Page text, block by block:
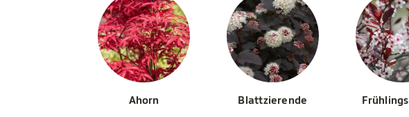
Ahorn Blattzierende